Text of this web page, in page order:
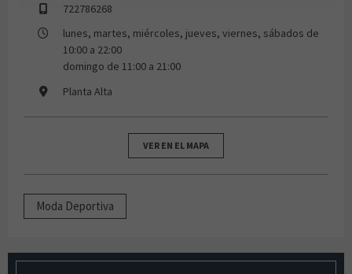
722786268
lunes, martes, miércoles, jueves, viernes, sábados de
10:00 a 22:00
domingo de 11:00 a 21:00
Planta Alta
VER EN EL MAPA
Moda Deportiva